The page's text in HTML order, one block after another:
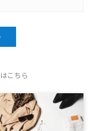
こちら